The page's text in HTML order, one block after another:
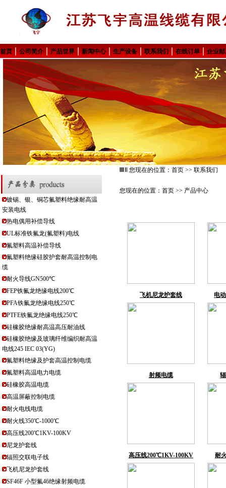
首页|公司简介|产品世界|新闻中心|生产设备|联系我们|在线订单|企业
镀锡、银、铜芯氟塑料绝缘耐高温
安装电线
热电偶用补偿导线
UL标准铁氟龙(氟塑料)电线
氟塑料高温补偿导线
氟塑料绝缘硅胶护套耐高温控制电
缆
耐火导线GN500℃
FEP铁氟龙绝缘电线200℃
PFA铁氟龙绝缘电线250℃
PTFE铁氟龙绝缘电线250℃
硅橡胶绝缘耐高温高压耐油线
硅橡胶绝缘及玻璃纤维编织耐高温
电线245 IEC 03(YG)
氟塑料绝缘及护套高温控制电缆
氟塑料高温电力电缆
硅橡胶高温电缆
高温屏蔽控制电缆
耐火电线电缆
耐火线350℃-1000℃
高压线200℃1KV-100KV
尼龙护套线
辐照交联电子线
飞机尼龙护套线
SF46F 小型氟46绝缘射频电缆
您现在的位置： 首页 >> 联系我们
您现在的位置： 首页 >> 产品中心
飞机尼龙护套线 电
射频电缆
高压线200℃1KV-100KV 耐